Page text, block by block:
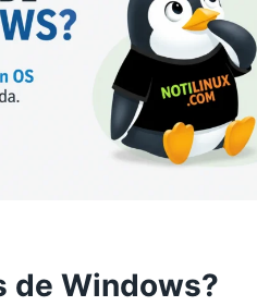
de Windows?